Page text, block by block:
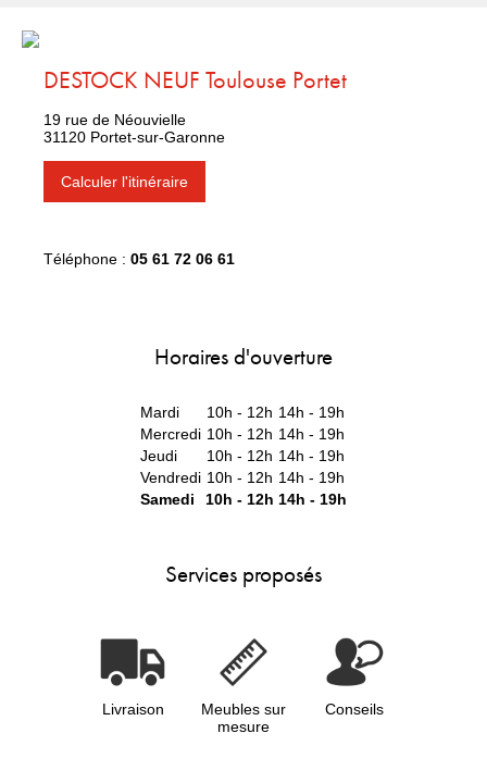
DESTOCK NEUF Toulouse Portet
19 rue de Néouvielle
31120 Portet-sur-Garonne
Calculer l'itinéraire
Téléphone : 05 61 72 06 61
Horaires d'ouverture
Mardi 10h - 12h 14h - 19h
Mercredi 10h - 12h 14h - 19h
Jeudi
10h - 12h 14h - 19h
Vendredi 10h - 12h 14h - 19h
Samedi
10h - 12h 14h - 19h
Services proposés
Livraison
Meubles sur
mesure
Conseils